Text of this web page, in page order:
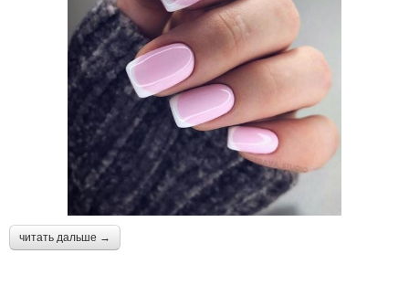
читать дальше →